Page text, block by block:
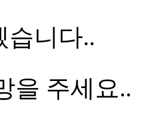
습니다..
을 주세요..